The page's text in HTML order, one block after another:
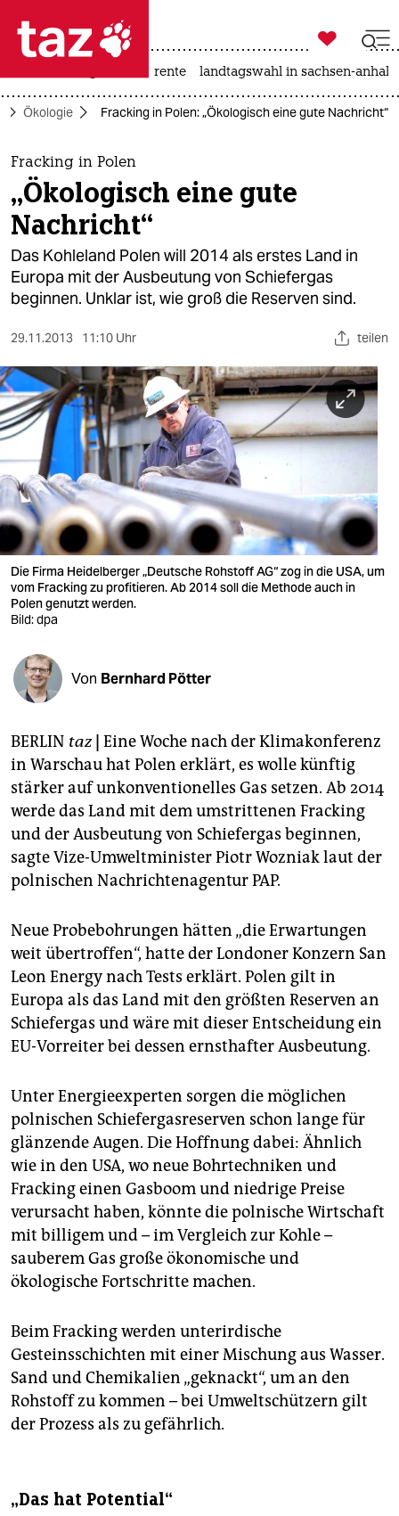
 taz zahl ich
taz zahl ich
themen
politik
öko
gesellschaft
sport
berlin
nord
wahrheit
verlag
verlag
veranstaltungen
shop
fragen & hilfe
unterstützen
abo
genossenschaft
epaper login

taz zahl ich
rente landtagswahl in sachsen-anhalt
Ökologie Fracking in Polen: „Ökologisch eine gute Nachricht“
Fracking in Polen
„Ökologisch eine gute
Nachricht“
Das Kohleland Polen will 2014 als erstes Land in
Europa mit der Ausbeutung von Schiefergas
beginnen. Unklar ist, wie groß die Reserven sind.
29.11.2013 11:10 Uhr teilen
Die Firma Heidelberger „Deutsche Rohstoff AG“ zog in die USA, um
vom Fracking zu profitieren. Ab 2014 soll die Methode auch in
Polen genutzt werden.
Bild: dpa
Von Bernhard Pötter
BERLIN taz Eine Woche nach der Klimakonferenz
in Warschau hat Polen erklärt, es wolle künftig
stärker auf unkonventionelles Gas setzen. Ab 2014
werde das Land mit dem umstrittenen Fracking
und der Ausbeutung von Schiefergas beginnen,
sagte Vize-Umweltminister Piotr Wozniak laut der
polnischen Nachrichtenagentur PAP.
Neue Probebohrungen hätten „die Erwartungen
weit übertroffen“, hatte der Londoner Konzern San
Leon Energy nach Tests erklärt. Polen gilt in
Europa als das Land mit den größten Reserven an
Schiefergas und wäre mit dieser Entscheidung ein
EU-Vorreiter bei dessen ernsthafter Ausbeutung.
Unter Energieexperten sorgen die möglichen
polnischen Schiefergasreserven schon lange für
glänzende Augen. Die Hoffnung dabei: Ähnlich
wie in den USA, wo neue Bohrtechniken und
Fracking einen Gasboom und niedrige Preise
verursacht haben, könnte die polnische Wirtschaft
mit billigem und – im Vergleich zur Kohle –
sauberem Gas große ökonomische und
ökologische Fortschritte machen.
Beim Fracking werden unterirdische
Gesteinsschichten mit einer Mischung aus Wasser.
Sand und Chemikalien „geknackt“, um an den
Rohstoff zu kommen – bei Umweltschützern gilt
der Prozess als zu gefährlich.
„Das hat Potential“